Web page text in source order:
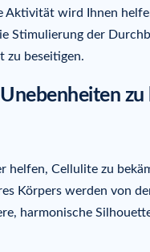
Aktivität wird Ihnen
Stimulierung der
zu beseitigen.
zu
Cellulite zu
Körpers werden von
harmonische